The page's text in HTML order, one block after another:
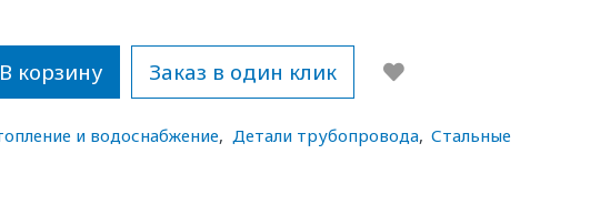
В корзину Заказ в один клик
и водоснабжение, Детали трубопровода, Стальные